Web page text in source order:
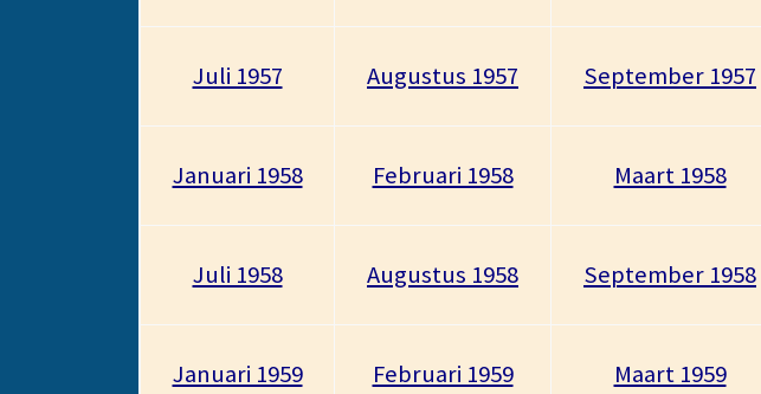
Juli 1957 Augustus 1957 September 1957
Januari 1958 Februari 1958 Maart 1958
Juli 1958 Augustus 1958 September 1958
Januari 1959 Februari 1959 Maart 1959